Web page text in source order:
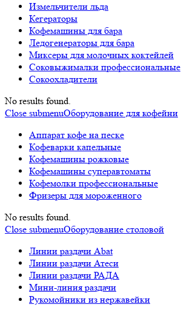
Измельчители льда
Кегераторы
Кофемашины для бара
Ледогенераторы для бара
Миксеры для молочных коктейлей
Соковыжималки профессиональные
Сокоохладители
No results found.
Close submenuОборудование для кофейни
Аппарат кофе на песке
Кофеварки капельные
Кофемашины рожковые
Кофемашины суперавтоматы
Кофемолки профессиональные
Фризеры для мороженного
No results found.
Close submenuОборудование столовой
Линии раздачи Abat
Линии раздачи Атеси
Линии раздачи РАДА
Мини-линия раздачи
Рукомойники из нержавейки